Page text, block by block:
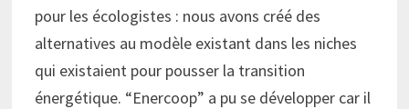
pour les écologistes : nous avons créé des
alternatives au modèle existant dans les niches
qui existaient pour pousser la transition
énergétique. “Enercoop” a pu se développer car il